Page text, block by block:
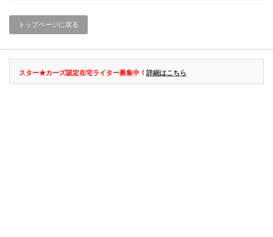
トップページに戻る
スター★カーズ認定在宅ライター募集中！ 詳細はこちら